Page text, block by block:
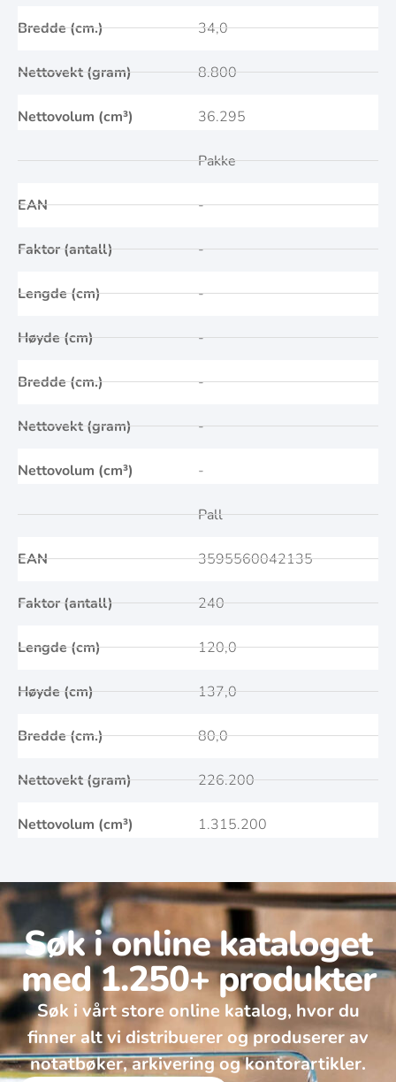
Bredde (cm.)
Nettovekt (gram)
Nettovolum (cm³)
34,0
8.800
36.295
EAN
Faktor (antall)
Lengde (cm)
Høyde (cm)
Bredde (cm.)
Nettovekt (gram)
Nettovolum (cm³)
Pakke
-
-
-
-
-
-
-
EAN
Faktor (antall)
Lengde (cm)
Høyde (cm)
Bredde (cm.)
Nettovekt (gram)
Nettovolum (cm³)
Pall
3595560042135
240
120,0
137,0
80,0
226.200
1.315.200
Søk i online kataloget
med 1.250+ produkter
Søk i vårt store online katalog, hvor du
finner alt vi distribuerer og produserer av
notatbøker, arkivering og kontorartikler.